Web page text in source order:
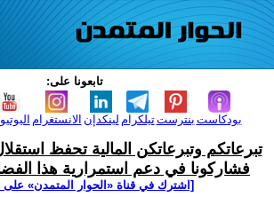
تابعونا على:
الانستغرام لينكدإن تيلكرامبنترست بودكاست
تبرعاتكم وتبرعاتكن المالية تحفظ
فشاركونا في دعم استمرارية هذا
[اشترك في قناة ‫«الحوار المتمدن» على